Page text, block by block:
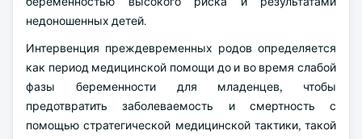
недоношенных детей.
Интервенция преждевременных родов определяется
как период медицинской помощи до и во время слабой
фазы беременности для младенцев, чтобы
предотвратить заболеваемость и смертность с
помощью стратегической медицинской тактики, такой